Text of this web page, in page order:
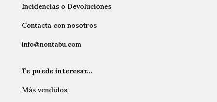
Incidencias o Devoluciones
Contacta con nosotros
info@nontabu.com
Te puede interesar…
Más vendidos